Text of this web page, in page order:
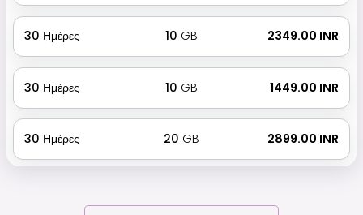
30 Ημέρες 10 GB ₹ 2349.00 INR
30 Ημέρες 10 GB ₹ 1449.00 INR
30 Ημέρες 20 GB ₹ 2899.00 INR